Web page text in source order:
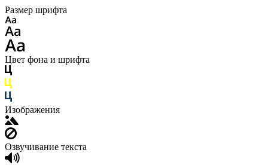
Размер шрифта
Цвет фона и шрифта
Изображения
Озвучивание текста